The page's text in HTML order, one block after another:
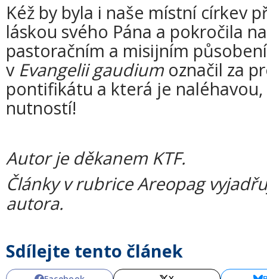
Kéž by byla i naše místní církev
láskou svého Pána a pokročila
pastoračním a misijním
v Evangelii gaudium označil za
pontifikátu a která je
nutností!
Autor je děkanem KTF.
Články v rubrice Areopag
autora.
Sdílejte tento článek